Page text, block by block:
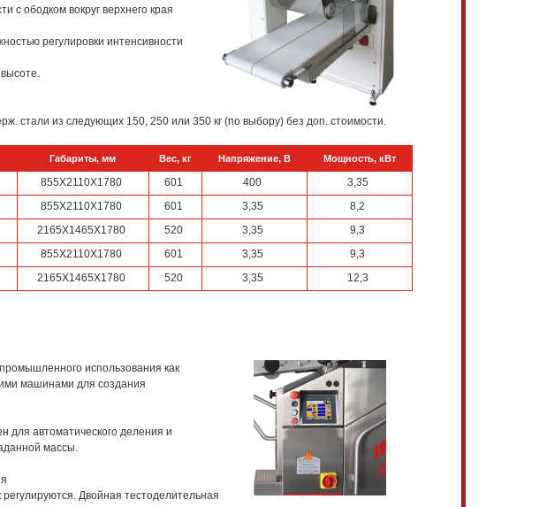
с ободком вокруг верхнего края
регулировки интенсивности
стали из следующих 150, 250 или 350 кг (по выбору) без доп. стоимости.
Габариты, мм Вес, кг Напряжение, В Мощность, кВт
855Х2110Х1780 601 400
3,35
855Х2110Х1780 601 3,35
8,2
2165Х1465Х1780 520 3,35
9,3
855Х2110Х1780 601 3,35
9,3
2165Х1465Х1780 520 3,35 12,3
использования как
машинами для создания
для автоматического деления и
массы.
Двойная тестоделительная